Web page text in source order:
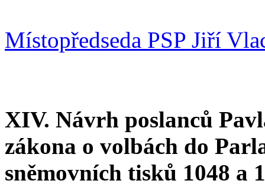
Místopředseda PSP Jiří
XIV. Návrh poslanců
zákona o volbách do
sněmovních tisků 1048 a